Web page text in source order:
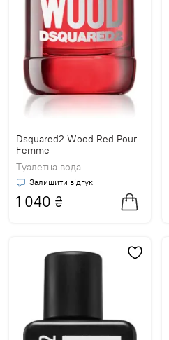
Dsquared2 Wood Red Pour
Femme
Туалетна вода
Залишити відгук
1 040 ₴